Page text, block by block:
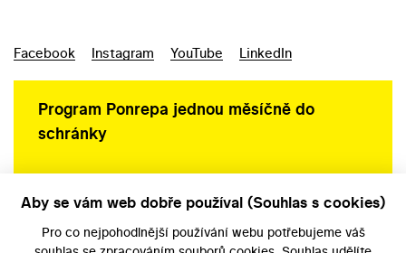
Facebook Instagram YouTube LinkedIn
Program Ponrepa jednou měsíčně do
schránky
Aby se vám web dobře používal (Souhlas s cookies)
Pro co nejpohodlnější používání webu potřebujeme váš